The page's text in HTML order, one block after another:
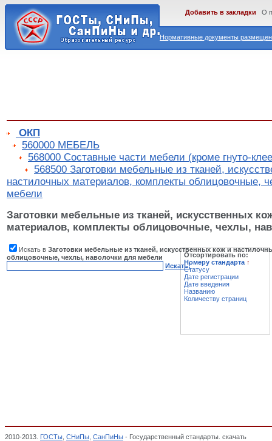
Нормативные документы
Добавить в закладки О
ОКП
560000 МЕБЕЛЬ
568000 Составные части мебели (кроме гнуто-
568500 Заготовки мебельные из тканей,
настилочных материалов, комплекты облицовочные,
мебели
Заготовки мебельные из тканей, искусственных
материалов, комплекты облицовочные, чехлы,
Искать в Заготовки мебельные из тканей, искусственных кож и
облицовочные, чехлы, наволочки для мебели
Искать!
Отсортировать по:
Номеру стандарта ↑
Статусу
Дате регистрации
Дате введения
Названию
Количеству страниц
2010-2013. ГОСТы СНиПы СанПиНы - Государственный стандарты. скачать